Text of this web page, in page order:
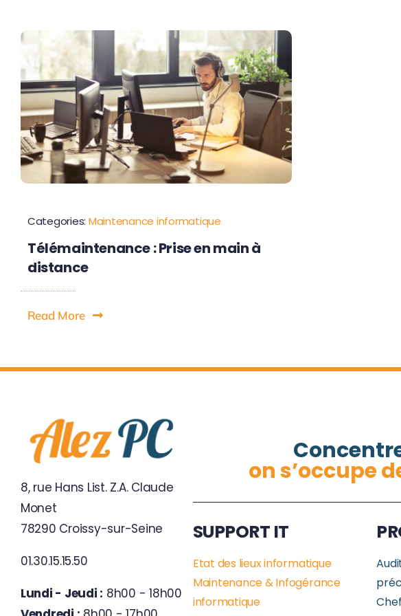
Categories: Maintenance informatique
Télémaintenance : Prise en main à
distance
Read More
8, rue Hans List. Z.A. Claude
Monet
78290 Croissy-sur-Seine
01.30.15.15.50
Lundi - Jeudi : 8h00 - 18h00
on s’occupe
SUPPORT IT
Etat des lieux informatique
Maintenance & Infogérance
informatique